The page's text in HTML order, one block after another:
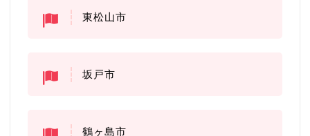
東松山市
坂戸市
鶴ヶ島市